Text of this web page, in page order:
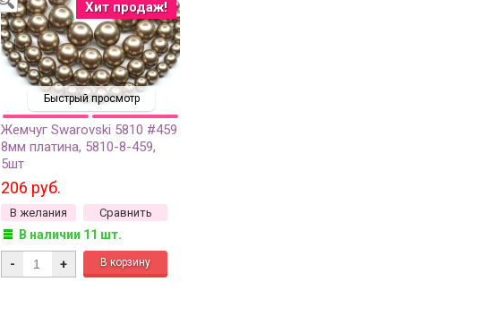
Быстрый просмотр
Хит продаж!
Жемчуг Swarovski 5810 #459
8мм платина, 5810-8-459,
5шт
206 руб.
В желания Сравнить
В наличии 11 шт.
- +